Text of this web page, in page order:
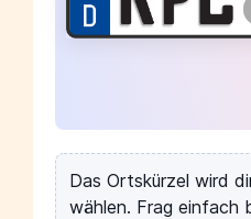
Das Ortskürzel wird
wählen. Frag einfach